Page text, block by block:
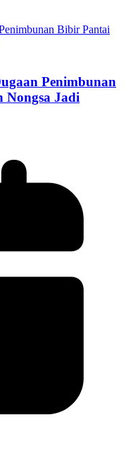
Penimbunan
Jadi